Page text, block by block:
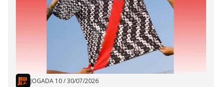
JOGADA 10/30/07/2026